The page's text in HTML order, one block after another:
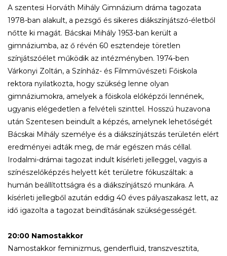
A szentesi Horváth Mihály Gimnázium dráma tagozata
1978-ban alakult, a pezsgő és sikeres diákszínjátszó-életből
nőtte ki magát. Bácskai Mihály 1953-ban került a
gimnáziumba, az ő révén 60 esztendeje töretlen
színjátszóélet működik az intézményben. 1974-ben
Várkonyi Zoltán, a Színház- és Filmművészeti Főiskola
rektora nyilatkozta, hogy szükség lenne olyan
gimnáziumokra, amelyek a főiskola előképzői lennének,
ugyanis elégedetlen a felvételi szinttel. Hosszú huzavona
után Szentesen beindult a képzés, amelynek lehetőségét
Bácskai Mihály személye és a diákszínjátszás területén elért
eredményei adták meg, de már egészen más céllal.
Irodalmi-drámai tagozat indult kísérleti jelleggel, vagyis a
színészelőképzés helyett két területre fókuszáltak: a
humán beállítottságra és a diákszínjátszó munkára. A
kísérleti jellegből azután eddig 40 éves pályaszakasz lett, az
idő igazolta a tagozat beindításának szükségességét.
20:00 Namostakkor
Namostakkor feminizmus, genderfluid, transzvesztita,